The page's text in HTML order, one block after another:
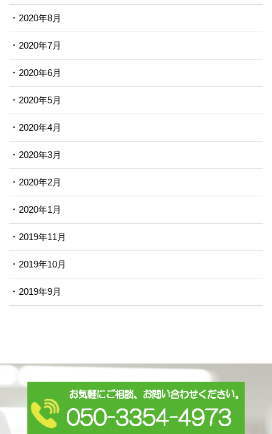
2020年8月
2020年7月
2020年6月
2020年5月
2020年4月
2020年3月
2020年2月
2020年1月
2019年11月
2019年10月
2019年9月